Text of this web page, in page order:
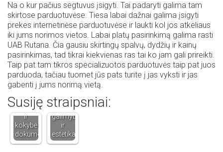
Na o kur pačius segtuvus įsigyti. Tai padaryti galima tam
skirtose parduotuvėse. Tiesa labai dažnai galima įsigyti
prekes internetinėse parduotuvėse ir laukti kol jos atkeliaus
iki jums norimos vietos. Labai platų pasirinkimą galima rasti
UAB Rutana. Čia gausiu skirtingų spalvų, dydžių ir kainų
pasirinkimas, tad tikrai kiekvienas ras tai ko jam gali prireikti.
Taip pat tam tikros specializuotos parduotuvės taip pat juos
parduoda, tačiau tuomet jūs pats turite į jas vyksti ir jas
gabenti į jums norimą vietą.
Susiję straipsniai:
Techniniai
vertimai:
tikslumas
ir
kokybė
dokumentų…
Stiklinių
pertvarų
galimybės
ir
estetika